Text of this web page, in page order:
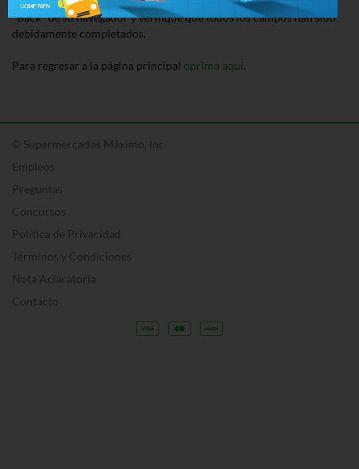
"Back" de su navegador y verifique que todos los campos han sido
debidamente completados.
Para regresar a la página principal oprima aquí.
© Supermercados Máximo, Inc.
Empleos
Preguntas
Concursos
Política de Privacidad
Términos y Condiciones
Nota Aclaratoria
Contacto